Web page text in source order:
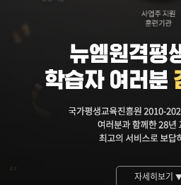
자세히보기